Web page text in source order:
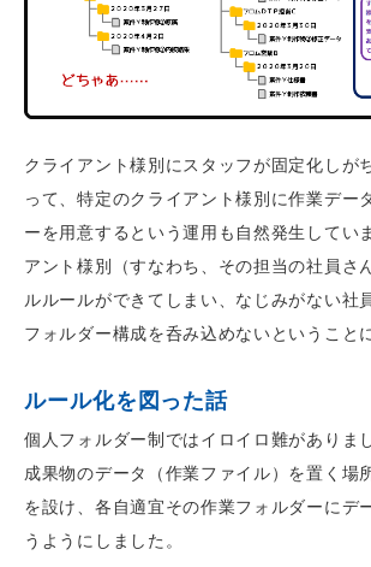
クライアント様別にスタッフが固定化しが
って、特定のクライアント様別に作業デー
ーを用意するという運用も自然発生してい
アント様別（すなわち、その担当の社員さ
ルルールができてしまい、なじみがない社
フォルダー構成を呑み込めないということ
ルール化を図った話
個人フォルダー制ではイロイロ難がありま
成果物のデータ（作業ファイル）を置く場
を設け、各自適宜その作業フォルダーにデ
うようにしました。